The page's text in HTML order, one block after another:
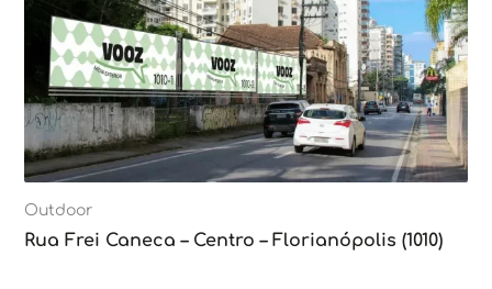
Outdoor
Rua Frei Caneca – Centro – Florianópolis (1010)